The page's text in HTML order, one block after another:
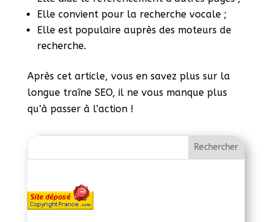
Elle convient pour la recherche vocale ;
Elle est populaire auprès des moteurs de
recherche.
Après cet article, vous en savez plus sur la
longue traîne SEO, il ne vous manque plus
qu’à passer à l’action !